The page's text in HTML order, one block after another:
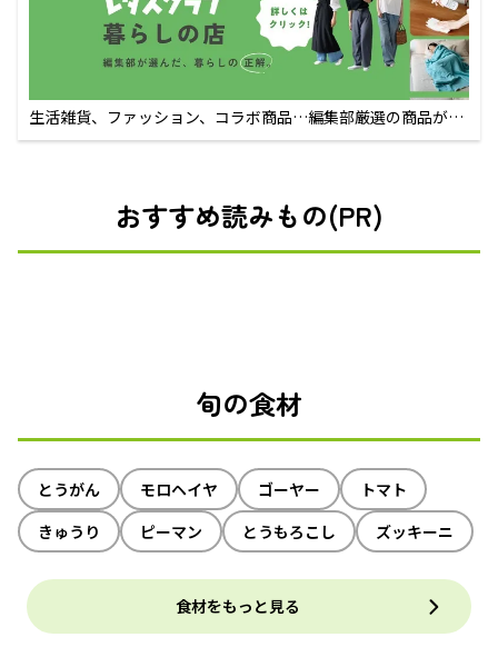
生活雑貨、ファッション、コラボ商品…編集部厳選の商品が買
えるECサイト
おすすめ読みもの(PR)
旬の食材
とうがん モロヘイヤ ゴーヤー
トマト
きゅうり
ピーマン とうもろこし ズッキーニ
食材をもっと見る